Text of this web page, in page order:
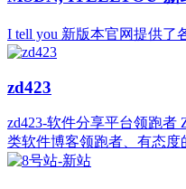
I tell you 新版本官网提供了
zd423
zd423-软件分享平台领跑者
类软件博客领跑者、有态度